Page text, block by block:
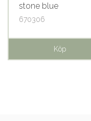
stone blue
670306
Köp